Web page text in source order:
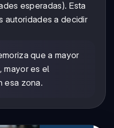
esperadas). Esta
autoridades a decidir
que a mayor
mayor es el
esa zona.